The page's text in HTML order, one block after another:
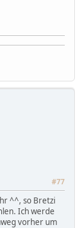
#77
^^, so Bretzi
Ich werde
vorher um